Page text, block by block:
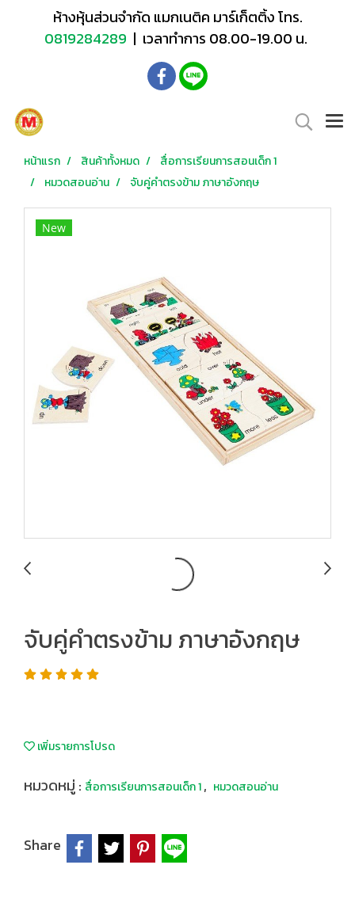
ห้างหุ้นส่วนจำกัด แมกเนติค มาร์เก็ตติ้ง โทร.
0819284289 | เวลาทำการ 08.00-19.00 น.
หน้าแรก สินค้าทั้งหมด
สื่อการเรียนการสอนเด็ก 1
หมวดสอนอ่าน
จับคู่คำตรงข้าม ภาษาอังกฤษ
New
จับคู่คำตรงข้าม ภาษาอังกฤษ
เพิ่มรายการโปรด
หมวดหมู่ : สื่อการเรียนการสอนเด็ก 1, หมวดสอนอ่าน
Share